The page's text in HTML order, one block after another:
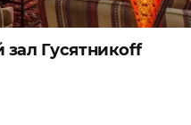
Гусятникоff